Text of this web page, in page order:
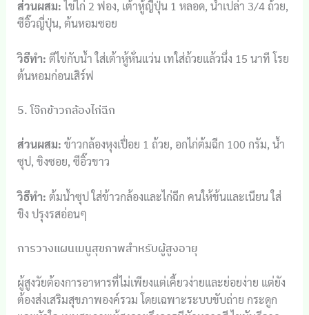
ส่วนผสม:ไข่ไก่ 2 ฟอง, เต้าหู้ญี่ปุ่น 1 หลอด, น้ำเปล่า 3/4 ถ้วย,
ซีอิ๊วญี่ปุ่น, ต้นหอมซอย
วิธีทำ: ตีไข่กับน้ำ ใส่เต้าหู้หั่นแว่น เทใส่ถ้วยแล้วนึ่ง 15 นาที โรย
ต้นหอมก่อนเสิร์ฟ
5. โจ๊กข้าวกล้องไก่ฉีก
ส่วนผสม: ข้าวกล้องหุงเปื่อย 1 ถ้วย, อกไก่ต้มฉีก 100 กรัม, น้ำ
ซุป, ขิงซอย, ซีอิ๊วขาว
วิธีทำ: ต้มน้ำซุป ใส่ข้าวกล้องและไก่ฉีก คนให้ข้นและเนียน ใส่
ขิง ปรุงรสอ่อนๆ
การวางแผนเมนูสุขภาพสำหรับผู้สูงอายุ
ผู้สูงวัยต้องการอาหารที่ไม่เพียงแต่เคี้ยวง่ายและย่อยง่าย แต่ยัง
ต้องส่งเสริมสุขภาพองค์รวม โดยเฉพาะระบบขับถ่าย กระดูก